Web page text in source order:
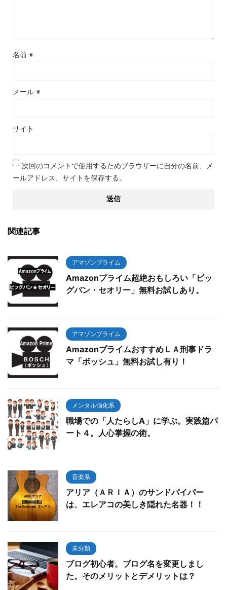
名前 ※
メール ※
サイト
次回のコメントで使用するためブラウザーに自分の名前、メ
ールアドレス、サイトを保存する。
関連記事
アマゾンプライム
Amazonプライム超絶おもしろい「ビッ
グバン・セオリー」無料お試しあり。
アマゾンプライム
AmazonプライムおすすめＬＡ刑事ドラ
マ「ボッシュ」無料お試し有り！
メンタル強化系
職場での「人たらしA」に学ぶ。実践篇パ
ート４。人心掌握の術。
音楽系
アリア（ＡＲＩＡ）のサンドパイパー
は、エレアコの美しき隠れた名器！！
未分類
ブログ初心者。ブログ名を変更しまし
た。そのメリットとデメリットは？